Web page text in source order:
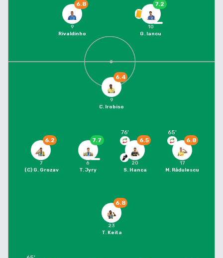
6.8
9
Rivaldinho
7.2
10
G. Iancu
6.4
9
C. Irobiso
6.2
7
(C) G. Grozav
7.7
6
T. Jyry
6.5
76'
20
S. Hanca
6.8
65'
17
M. Rădulescu
6.8
23
T. Keita